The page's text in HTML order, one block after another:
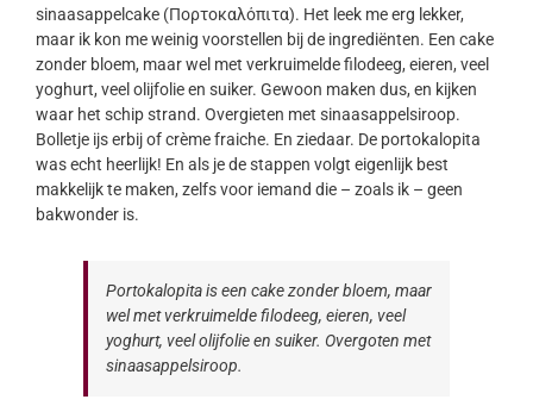
sinaasappelcake (Πορτοκαλόπιτα). Het leek me erg lekker,
maar ik kon me weinig voorstellen bij de ingrediënten. Een cake
zonder bloem, maar wel met verkruimelde filodeeg, eieren, veel
yoghurt, veel olijfolie en suiker. Gewoon maken dus, en kijken
waar het schip strand. Overgieten met sinaasappelsiroop.
Bolletje ijs erbij of crème fraiche. En ziedaar. De portokalopita
was echt heerlijk! En als je de stappen volgt eigenlijk best
makkelijk te maken, zelfs voor iemand die – zoals ik – geen
bakwonder is.
Portokalopita is een cake zonder bloem, maar
wel met verkruimelde filodeeg, eieren, veel
yoghurt, veel olijfolie en suiker. Overgoten met
sinaasappelsiroop.